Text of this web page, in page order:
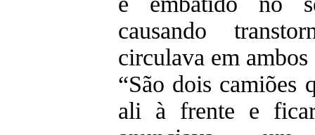
causando
circulava em ambos
“São dois camiões
ali à frente e